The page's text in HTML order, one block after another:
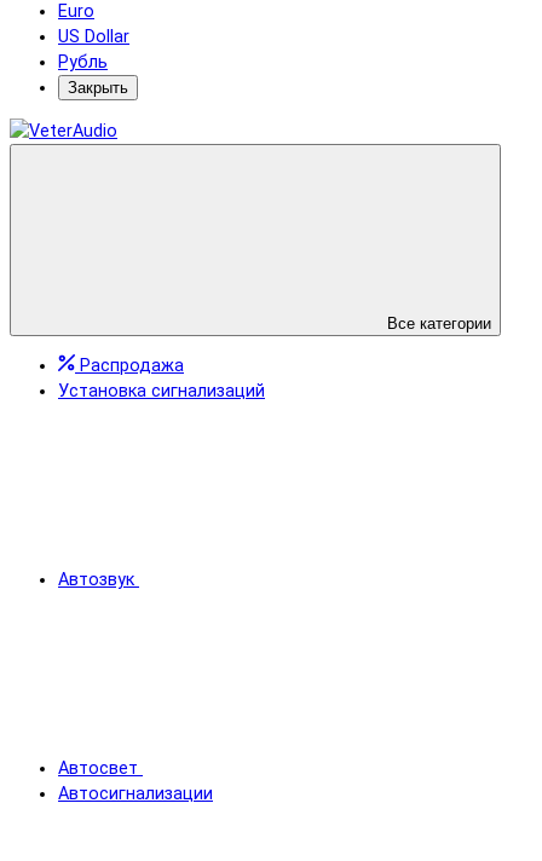
Euro
US Dollar
Рубль
Закрыть
Все категории
Распродажа
Установка сигнализаций
Автозвук
Автосвет
Автосигнализации